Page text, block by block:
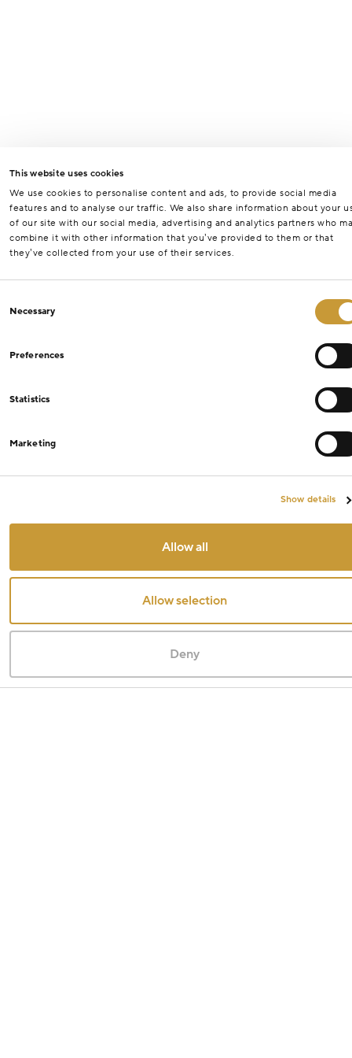
This website uses cookies
We use cookies to personalise content and ads, to provide social media
features and to analyse our traffic. We also share information about your
of our site with our social media, advertising and analytics partners who
combine it with other information that you’ve provided to them or that
they’ve collected from your use of their services.
Selection
Necessary
Preferences
Statistics
Marketing
Show details
Allow all
Allow selection
Deny